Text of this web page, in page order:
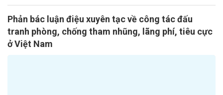
Phản bác luận điệu xuyên tạc về công tác đấu
tranh phòng, chống tham nhũng, lãng phí, tiêu cực
ở Việt Nam